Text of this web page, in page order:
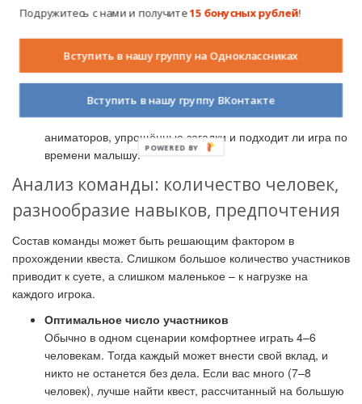
(16+ или 18+). Если вы не любите «страшилки» или у
вас есть дети, стоит уточнить характер представления у
организаторов.
Участие детей
Для семейного досуга существуют отдельные линии
детских сценариев или квесты с облегчёнными
задачами. Важно уточнить, есть ли там сопровождение
аниматоров, упрощённые загадки и подходит ли игра по
времени малышу.
Анализ команды: количество человек,
разнообразие навыков, предпочтения
Состав команды может быть решающим фактором в
прохождении квеста. Слишком большое количество участников
приводит к суете, а слишком маленькое – к нагрузке на
каждого игрока.
Оптимальное число участников
Обычно в одном сценарии комфортнее играть 4–6
человекам. Тогда каждый может внести свой вклад, и
никто не останется без дела. Если вас много (7–8
человек), лучше найти квест, рассчитанный на большую
Подружитесь с нами и получите15 бонусных рублей!
Вступить в нашу группу на Одноклассниках
Вступить в нашу группу ВКонтакте
POWERED BY